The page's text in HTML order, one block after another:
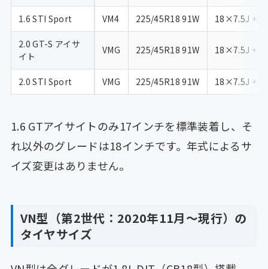
1.6 STI Sport VM4 225/45R18 91W 18×7.5J +55
2.0 GT-S アイサ
イト
VMG 225/45R18 91W 18×7.5J +55
2.0 STI Sport VMG 225/45R18 91W 18×7.5J +55
1.6 GTアイサイトのみ17インチを標準装着し、そ
れ以外のグレードは18インチです。年式によるサ
イズ変更はありません。
VN型（第2世代：2020年11月〜現行）の
タイヤサイズ